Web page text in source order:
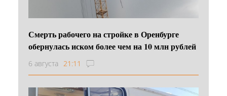
Смерть рабочего на стройке в Оренбурге
обернулась иском более чем на 10 млн рублей
6 августа 21:11